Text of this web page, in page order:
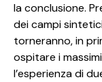
la conclusione.
dei campi
torneranno, in
ospitare i
l’esperienza di